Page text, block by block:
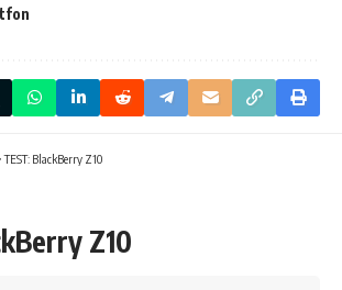
TEST: BlackBerry Z10
Z10